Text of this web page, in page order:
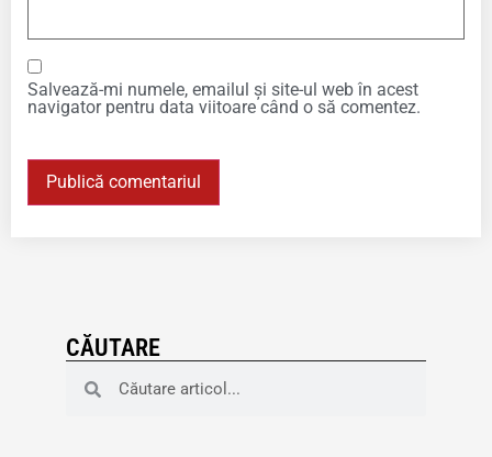
Salvează-mi numele, emailul și site-ul web în acest
navigator pentru data viitoare când o să comentez.
CĂUTARE